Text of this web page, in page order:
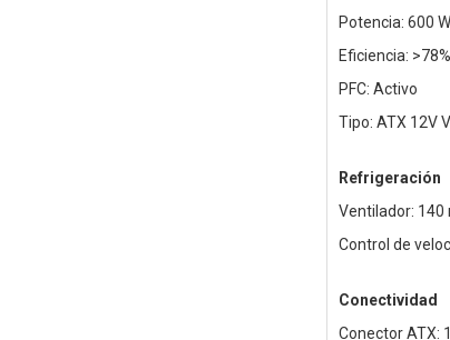
Potencia: 600 W
Eficiencia: >78%
PFC: Activo
Tipo: ATX 12V
Refrigeración
Ventilador: 140
Control de
Conectividad
Conector ATX: